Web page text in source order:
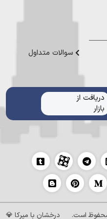
از اطلاعات زمین های
آورید.
شما کمک می کند تا
با دهیاری را بشناسید و
روستای چلندر در کنار خود
سوالات متداول
دریافت از
بازار
است. درخشان با میرکا 💎